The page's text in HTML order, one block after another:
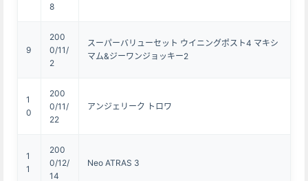
8
9
200
0/11/
2
スーパーバリューセット ウイニングポスト4 マキシ
マム&ジーワンジョッキー2
1
0
200
0/11/
22
アンジェリーク トロワ
1
1
200
0/12/
14
Neo ATRAS 3